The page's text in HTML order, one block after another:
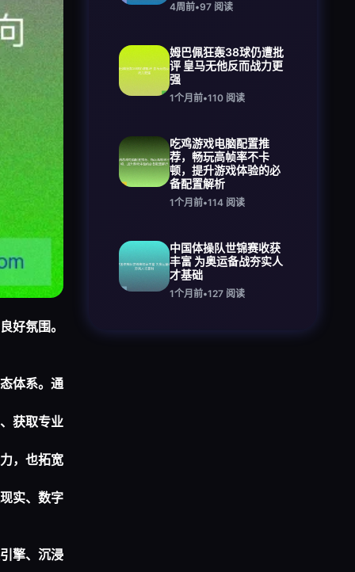
好氛围。
体系。通
获取专业
，也拓宽
实、数字
擎、沉浸
4周前•97 阅读
姆巴佩狂轰38球仍遭批
评 皇马无他反而战力更
强
1个月前•110 阅读
吃鸡游戏电脑配置推
荐，畅玩高帧率不卡
顿，提升游戏体验的必
备配置解析
1个月前•114 阅读
中国体操队世锦赛收获
丰富 为奥运备战夯实人
才基础
1个月前•127 阅读